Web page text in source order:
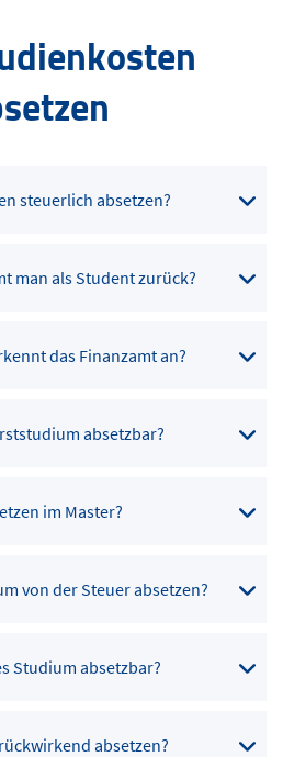
steuerlich absetzen?
man als Student zurück?
das Finanzamt an?
absetzbar?
im Master?
von der Steuer absetzen?
Studium absetzbar?
absetzen?